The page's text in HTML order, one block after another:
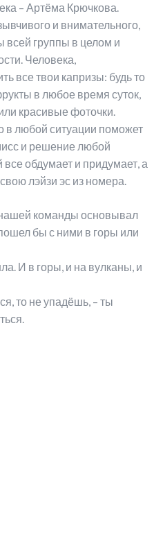
– Артёма Крючкова.
и внимательного,
всей группы в целом и
Человека,
все твои капризы: будь то
в любое время суток,
красивые фоточки.
в любой ситуации поможет
и решение любой
обдумает и придумает, а
лэйзи эс из номера.
команды основывал
бы с ними в горы или
И в горы, и на вулканы, и
то не упадёшь, – ты